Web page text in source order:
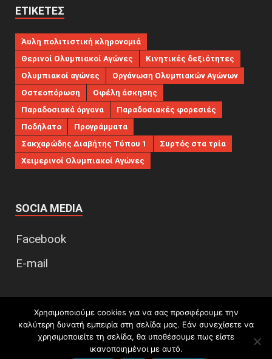
ΕΤΙΚΈΤΕΣ
Άυλη πολιτιστική κληρονομιά
Θερινοί Ολυμπιακοί Αγώνες
Κινητικές δεξιότητες
Ολυμπιακοί αγώνες
Οργάνωση Ολυμπιακών Αγώνων
Οστεοπόρωση
Οφέλη άσκησης
Παραδοσιακά όργανα
Παραδοσιακές φορεσιές
Ποδήλατο
Προγράμματα
Σακχαρώδης Διαβήτης Τύπου 1
Συρτός στα τρία
Χειμερινοί Ολυμπιακοί Αγώνες
SOCIA MEDIA
Facebook
E-mail
Πνευματικά δικαιώματα © 2026Η Φυσική Αγωγή στο
Δημοτικό Σχολείο.
Υποστηρίζεται απόblogs.sch.grκαιHitMag
Χρησιμοποιούμε cookies για να σας προσφέρουμε την
καλύτερη δυνατή εμπειρία στη σελίδα μας. Εάν συνεχίσετε να
χρησιμοποιείτε τη σελίδα, θα υποθέσουμε πως είστε
ικανοποιημένοι με αυτό.